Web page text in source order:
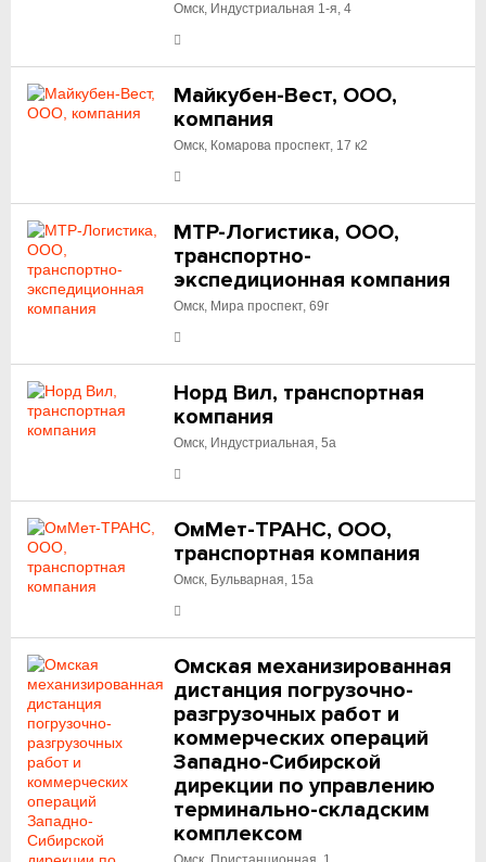
Омск, Индустриальная 1-я, 4
Майкубен-Вест, ООО,
компания
Омск, Комарова проспект, 17 к2
МТР-Логистика, ООО,
транспортно-
экспедиционная компания
Омск, Мира проспект, 69г
Норд Вил, транспортная
компания
Омск, Индустриальная, 5а
ОмМет-ТРАНС, ООО,
транспортная компания
Омск, Бульварная, 15а
Омская механизированная
дистанция погрузочно-
разгрузочных работ и
коммерческих операций
Западно-Сибирской
дирекции по управлению
терминально-складским
комплексом